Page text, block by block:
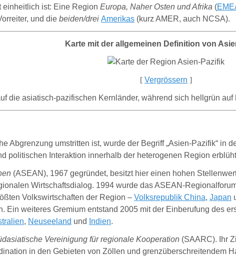
ist: Eine Region Europa, Naher Osten und Afrika (
und die beiden/drei Amerikas (kurz AMER, auch NCSA).
Karte mit der allgemeinen Definition von
[ Vergrössern ]
die asiatisch-pazifischen Kernländer, während sich hellgrün
Abgrenzung umstritten ist, wurde der Begriff „Asien-Pazifik“ in
politischen Interaktion innerhalb der heterogenen Region
(ASEAN), 1967 gegründet, besitzt hier einen hohen
Wirtschaftsdialog. 1994 wurde das ASEAN-
Volkswirtschaften der Region – Volksrepublik China, Japan
Ein weiteres Gremium entstand 2005 mit der Einberufung des
, Neuseeland und Indien.
Vereinigung für regionale Kooperation (SAARC). Ihr
in den Gebieten von Zöllen und grenzüberschreitendem